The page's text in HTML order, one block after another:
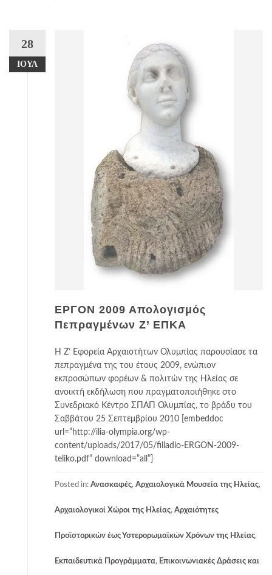
28
ΙΟΎΛ
ΕΡΓΟΝ 2009 Απολογισμός
Πεπραγμένων Ζ’ ΕΠΚΑ
Η Ζ’ Εφορεία Αρχαιοτήτων Ολυμπίας παρουσίασε τα
πεπραγμένα της του έτους 2009, ενώπιον
εκπροσώπων φορέων & πολιτών της Ηλείας σε
ανοικτή εκδήλωση που πραγματοποιήθηκε στο
Συνεδριακό Κέντρο ΣΠΑΠ Ολυμπίας, το βράδυ του
Σαββάτου 25 Σεπτεμβρίου 2010 [embeddoc
url=”http://ilia-olympia.org/wp-
content/uploads/2017/05/filladio-ERGON-2009-
teliko.pdf” download=”all”]
Posted in: Ανασκαφές, Αρχαιολογικά Μουσεία της Ηλείας,
Αρχαιολογικοί Χώροι της Ηλείας, Αρχαιότητες
Προϊστορικών έως Υστερορωμαϊκών Χρόνων της Ηλείας,
Εκπαιδευτικά Προγράμματα, Επικοινωνιακές Δράσεις και